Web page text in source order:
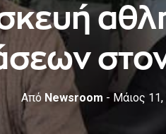
ΑπόNewsroom - Μάιος 11,